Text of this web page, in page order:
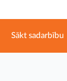
Sākt sadarbību